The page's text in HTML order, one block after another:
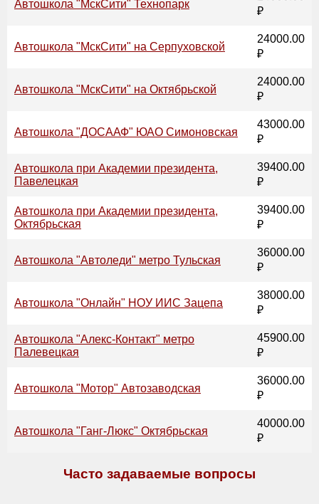
Автошкола "МскСити" Технопарк
₽
Автошкола "МскСити" на Серпуховской
24000.00
₽
Автошкола "МскСити" на Октябрьской
24000.00
₽
Автошкола "ДОСААФ" ЮАО Симоновская
43000.00
₽
Автошкола при Академии президента,
Павелецкая
39400.00
₽
Автошкола при Академии президента,
Октябрьская
39400.00
₽
Автошкола "Автоледи" метро Тульская
36000.00
₽
Автошкола "Онлайн" НОУ ИИС Зацепа
38000.00
₽
Автошкола "Алекс-Контакт" метро
Палевецкая
45900.00
₽
Автошкола "Мотор" Автозаводская
36000.00
₽
Автошкола "Ганг-Люкс" Октябрьская
40000.00
₽
Часто задаваемые вопросы